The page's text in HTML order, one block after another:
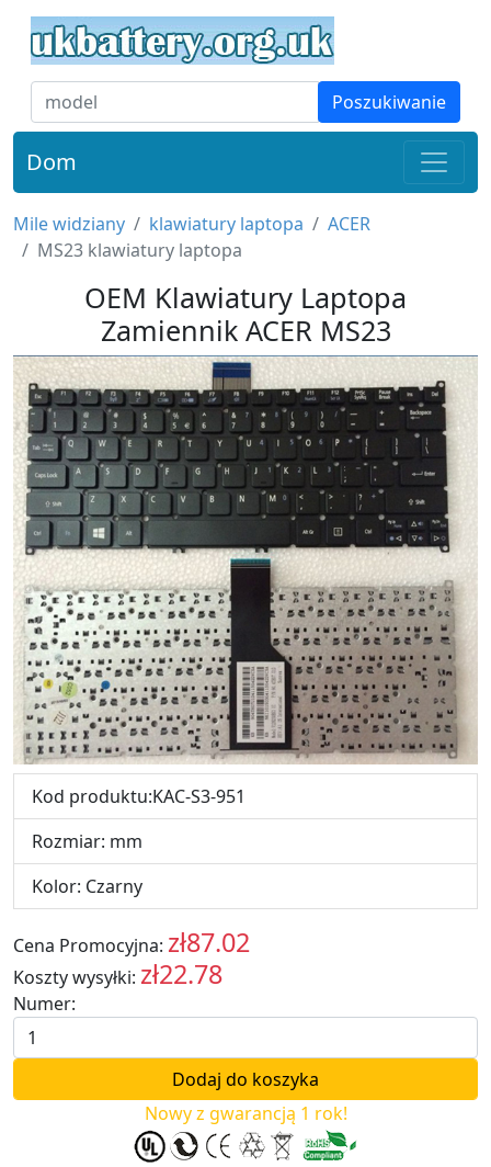
Poszukiwanie
Dom
Mile widziany klawiatury laptopa
ACER
MS23 klawiatury laptopa
OEM Klawiatury Laptopa
Zamiennik ACER MS23
Kod produktu:KAC-S3-951
Rozmiar: mm
Kolor: Czarny
Cena Promocyjna: zł87.02
Koszty wysyłki: zł22.78
Numer:
Nowy z gwarancją 1 rok!